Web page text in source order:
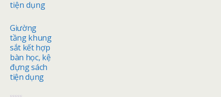
Giường
tầng khung
sắt kết hợp
bàn học, kệ
đựng sách
tiện dụng